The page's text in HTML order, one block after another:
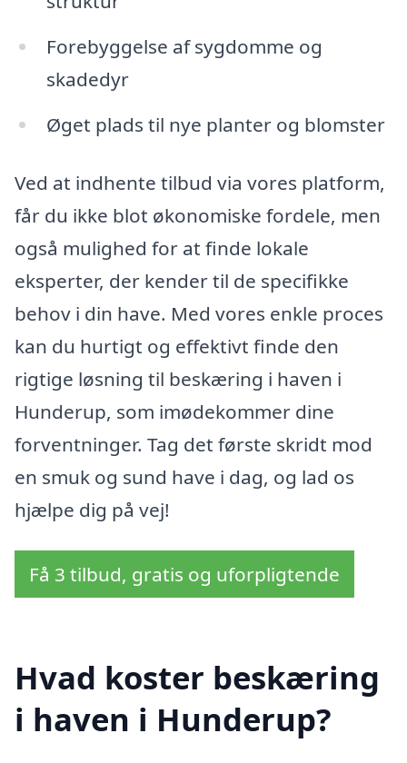
Forebyggelse af sygdomme og
skadedyr
Øget plads til nye planter og blomster
Ved at indhente tilbud via vores platform,
får du ikke blot økonomiske fordele, men
også mulighed for at finde lokale
eksperter, der kender til de specifikke
behov i din have. Med vores enkle proces
kan du hurtigt og effektivt finde den
rigtige løsning til beskæring i haven i
Hunderup, som imødekommer dine
forventninger. Tag det første skridt mod
en smuk og sund have i dag, og lad os
hjælpe dig på vej!
Få 3 tilbud, gratis og uforpligtende
Hvad koster beskæring
i haven i Hunderup?